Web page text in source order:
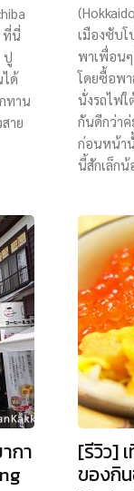
ที่นี่
ปู
ได้
ทาน
าย
เมืองซับโ
พาเพื่อนๆ
โดยซื้อพา
นั่งรถไฟใ
กันดีกว่าค่
ก่อนหน้า
นี้สักเล็กน้
กา
[รีวิว]
ของกิ